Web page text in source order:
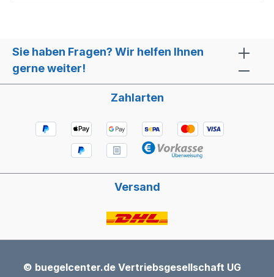
Sie haben Fragen? Wir helfen Ihnen
gerne weiter!
Zahlarten
Versand
© buegelcenter.de Vertriebsgesellschaft UG